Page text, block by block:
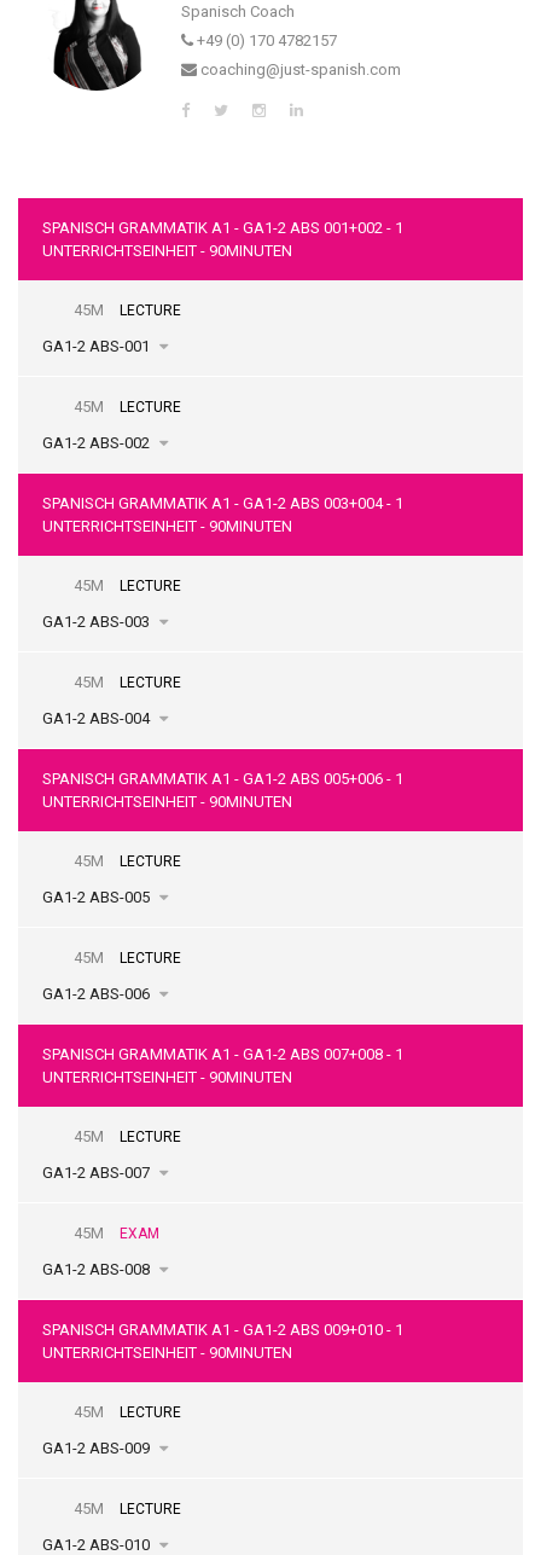
Spanisch Coach
+49 (0) 170 4782157
coaching@just-spanish.com
SPANISCH GRAMMATIK A1 - GA1-2 ABS 001+002 - 1
UNTERRICHTSEINHEIT - 90MINUTEN
GA1-2 ABS-001
45M LECTURE
GA1-2 ABS-002
45M LECTURE
SPANISCH GRAMMATIK A1 - GA1-2 ABS 003+004 - 1
UNTERRICHTSEINHEIT - 90MINUTEN
GA1-2 ABS-003
45M LECTURE
GA1-2 ABS-004
45M LECTURE
SPANISCH GRAMMATIK A1 - GA1-2 ABS 005+006 - 1
UNTERRICHTSEINHEIT - 90MINUTEN
GA1-2 ABS-005
45M LECTURE
GA1-2 ABS-006
45M LECTURE
SPANISCH GRAMMATIK A1 - GA1-2 ABS 007+008 - 1
UNTERRICHTSEINHEIT - 90MINUTEN
GA1-2 ABS-007
45M LECTURE
GA1-2 ABS-008
45M EXAM
SPANISCH GRAMMATIK A1 - GA1-2 ABS 009+010 - 1
UNTERRICHTSEINHEIT - 90MINUTEN
GA1-2 ABS-009
45M LECTURE
GA1-2 ABS-010
45M LECTURE